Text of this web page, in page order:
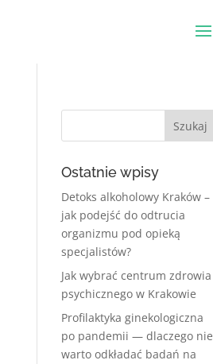
Ostatnie wpisy
Detoks alkoholowy Kraków –
jak podejść do odtrucia
organizmu pod opieką
specjalistów?
Jak wybrać centrum zdrowia
psychicznego w Krakowie
Profilaktyka ginekologiczna
po pandemii — dlaczego nie
warto odkładać badań na